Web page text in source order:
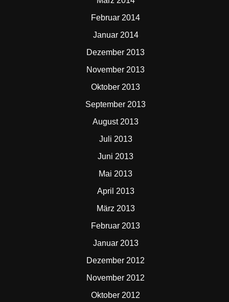
Februar 2014
Januar 2014
Dezember 2013
November 2013
Oktober 2013
September 2013
August 2013
Juli 2013
Juni 2013
Mai 2013
April 2013
März 2013
Februar 2013
Januar 2013
Dezember 2012
November 2012
Oktober 2012